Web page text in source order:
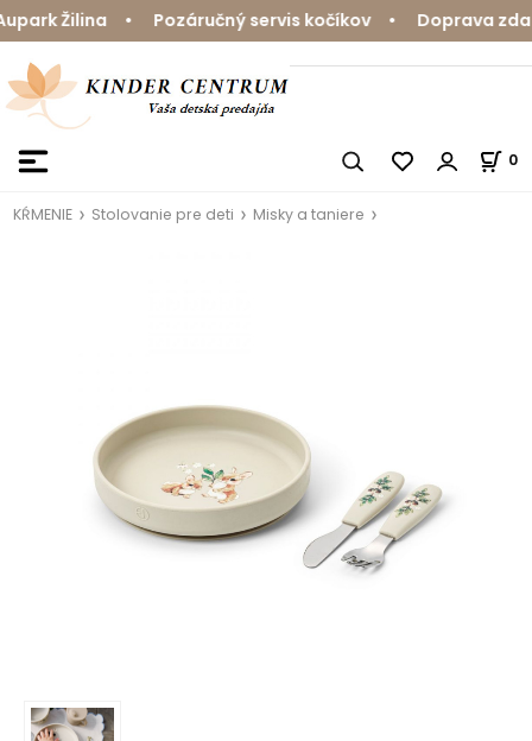
Žilina • Pozáručný servis kočíkov • Doprava
0
KŔMENIE Stolovanie pre deti Misky a taniere